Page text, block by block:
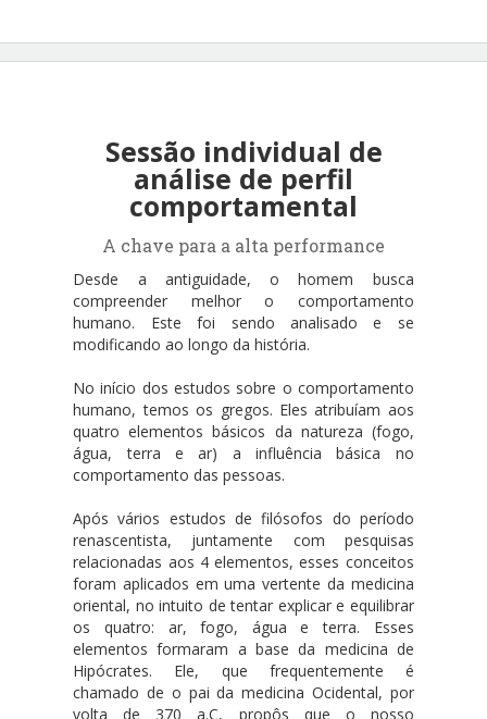
Sessão individual de
análise de perfil
comportamental
A chave para a alta performance
Desde a antiguidade, o homem busca
compreender melhor o comportamento
humano. Este foi sendo analisado e se
modificando ao longo da história.
No início dos estudos sobre o comportamento
humano, temos os gregos. Eles atribuíam aos
quatro elementos básicos da natureza (fogo,
água, terra e ar) a influência básica no
comportamento das pessoas.
Após vários estudos de filósofos do período
renascentista, juntamente com pesquisas
relacionadas aos 4 elementos, esses conceitos
foram aplicados em uma vertente da medicina
oriental, no intuito de tentar explicar e equilibrar
os quatro: ar, fogo, água e terra. Esses
elementos formaram a base da medicina de
Hipócrates. Ele, que frequentemente é
chamado de o pai da medicina Ocidental, por
volta de 370 a.C, propôs que o nosso